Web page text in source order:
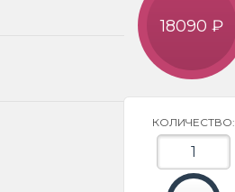
18090 ₽
КОЛИЧЕСТВО: